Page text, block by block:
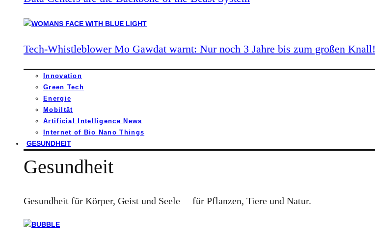
Tech-Whistleblower Mo Gawdat warnt: Nur noch 3 Jahre bis zum großen Knall!
Innovation
Green Tech
Energie
Mobiltät
Artificial Intelligence News
Internet of Bio Nano Things
GESUNDHEIT
Gesundheit
Gesundheit für Körper, Geist und Seele – für Pflanzen, Tiere und Natur.